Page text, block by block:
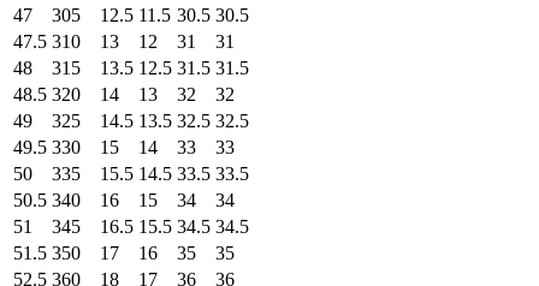
47
305 12.5 11.5 30.5 30.5
47.5 310 13 12 31
31
48
315 13.5 12.5 31.5 31.5
48.5 320 14 13 32
32
49
325 14.5 13.5 32.5 32.5
49.5 330 15 14 33
33
50
335 15.5 14.5 33.5 33.5
50.5 340 16 15 34
34
51
345 16.5 15.5 34.5 34.5
51.5 350 17 16 35
35
52.5 360 18 17 36 36